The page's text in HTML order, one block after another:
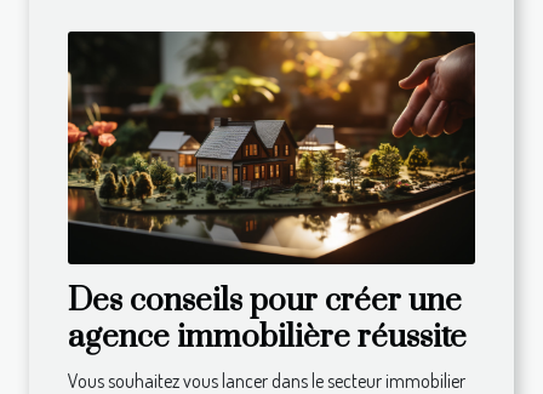
Des conseils pour créer une
agence immobilière réussite
Vous souhaitez vous lancer dans le secteur immobilier